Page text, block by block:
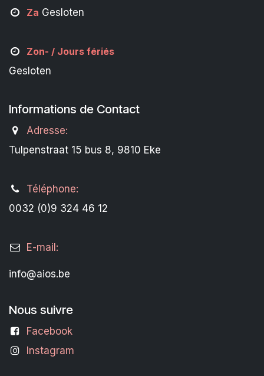
Za Gesloten
Zon- / Jours fériés
Gesloten
Informations de Contact
Adresse:
Tulpenstraat 15 bus 8, 9810 Eke
Téléphone:
0032 (0)9 324 46 12
E-mail:
info@aios.be
Nous suivre
Facebook
Instagram